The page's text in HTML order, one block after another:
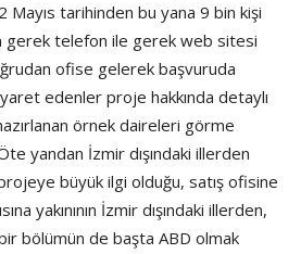
Mayıs tarihinden bu yana 9 bin kişi
gerek telefon ile gerek web sitesi
ofise gelerek başvuruda
edenler proje hakkında detaylı
örnek daireleri görme
yandan İzmir dışındaki illerden
büyük ilgi olduğu, satış ofisine
yakınının İzmir dışındaki illerden,
bölümün de başta ABD olmak